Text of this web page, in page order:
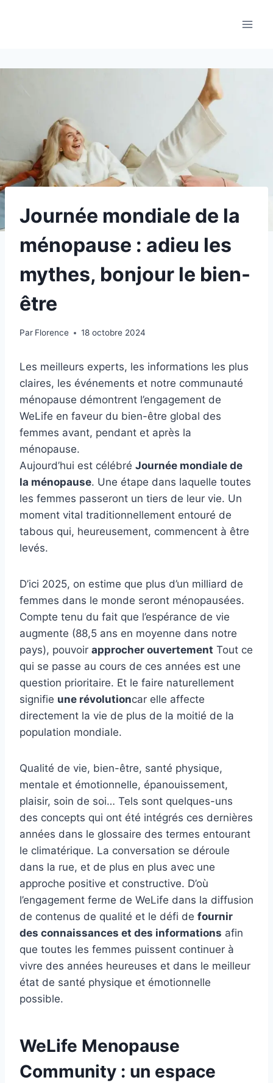
Journée mondiale de la
ménopause : adieu les
mythes, bonjour le bien-
être
Par Florence 18 octobre 2024
Les meilleurs experts, les informations les plus
claires, les événements et notre communauté
ménopause démontrent l’engagement de
WeLife en faveur du bien-être global des
femmes avant, pendant et après la
ménopause.
Aujourd’hui est célébré Journée mondiale de
la ménopause. Une étape dans laquelle toutes
les femmes passeront un tiers de leur vie. Un
moment vital traditionnellement entouré de
tabous qui, heureusement, commencent à être
levés.
D’ici 2025, on estime que plus d’un milliard de
femmes dans le monde seront ménopausées.
Compte tenu du fait que l’espérance de vie
augmente (88,5 ans en moyenne dans notre
pays), pouvoir approcher ouvertement Tout ce
qui se passe au cours de ces années est une
question prioritaire. Et le faire naturellement
signifie une révolutioncar elle affecte
directement la vie de plus de la moitié de la
population mondiale.
Qualité de vie, bien-être, santé physique,
mentale et émotionnelle, épanouissement,
plaisir, soin de soi… Tels sont quelques-uns
des concepts qui ont été intégrés ces dernières
années dans le glossaire des termes entourant
le climatérique. La conversation se déroule
dans la rue, et de plus en plus avec une
approche positive et constructive. D’où
l’engagement ferme de WeLife dans la diffusion
de contenus de qualité et le défi de fournir
des connaissances et des informations afin
que toutes les femmes puissent continuer à
vivre des années heureuses et dans le meilleur
état de santé physique et émotionnelle
possible.
WeLife Menopause
Community : un espace